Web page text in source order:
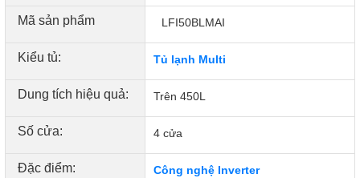
Mã sản phẩm LFI50BLMAI
Kiểu tủ: Tủ lạnh Multi
Dung tích hiệu quả: Trên 450L
Số cửa: 4 cửa
Đặc điểm:
Công nghệ Inverter